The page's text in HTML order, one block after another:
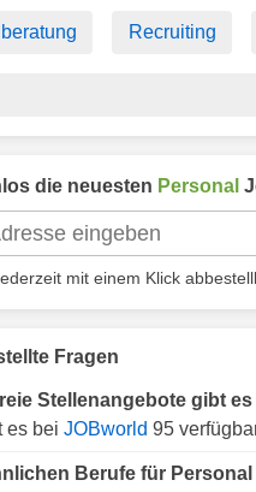
Recruiting
die neuesten Personal
mit einem Klick
Fragen
Stellenangebote gibt
es bei JOBworld 95
Berufe für